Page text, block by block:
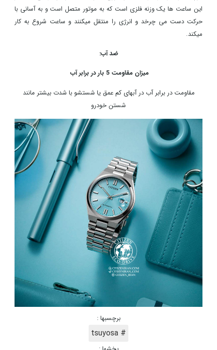
این ساعت ها یک وزنه فلزی است که به موتور متصل است و به آسانی با
حرکت دست می چرخد و انرژی را منتقل میکنند و ساعت شروع به کار
میکند.
ضد آب:
میزان مقاومت 5 بار در برابر آب
مقاومت در برابر آب در آبهای کم عمق یا شستشو با شدت بیشتر مانند
شستن خودرو
برچسبها :
# tsuyosa